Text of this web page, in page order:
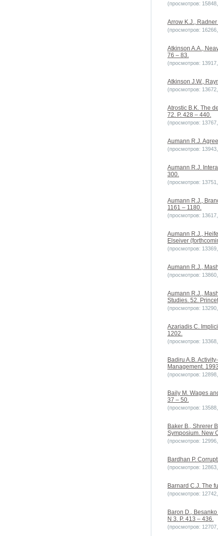
(просмотров:
Arrow K.J.,
(просмотров:
Atkinson A.A.,
76 – 83.
(просмотров:
Atkinson J.W.,
(просмотров:
Atrostic B.K. The
72. P. 428 – 440.
(просмотров:
Aumann R.J.
(просмотров:
Aumann R.J.
300.
(просмотров:
Aumann R.J.,
1161 – 1180.
(просмотров:
Aumann R.J.,
Elseiver
(просмотров:
Aumann R.J.,
(просмотров:
Aumann R.J.,
Studies. 52.
(просмотров:
Azariadis C.
1202.
(просмотров:
Badiru A.B.
Management.
(просмотров:
Baily M. Wages
37 – 50.
(просмотров:
Baker B., Shrerer
Symposium. New
(просмотров:
Bardhan P.
(просмотров:
Barnard C.J. The
(просмотров:
Baron D.,
N 3. P. 413 – 436.
(просмотров: